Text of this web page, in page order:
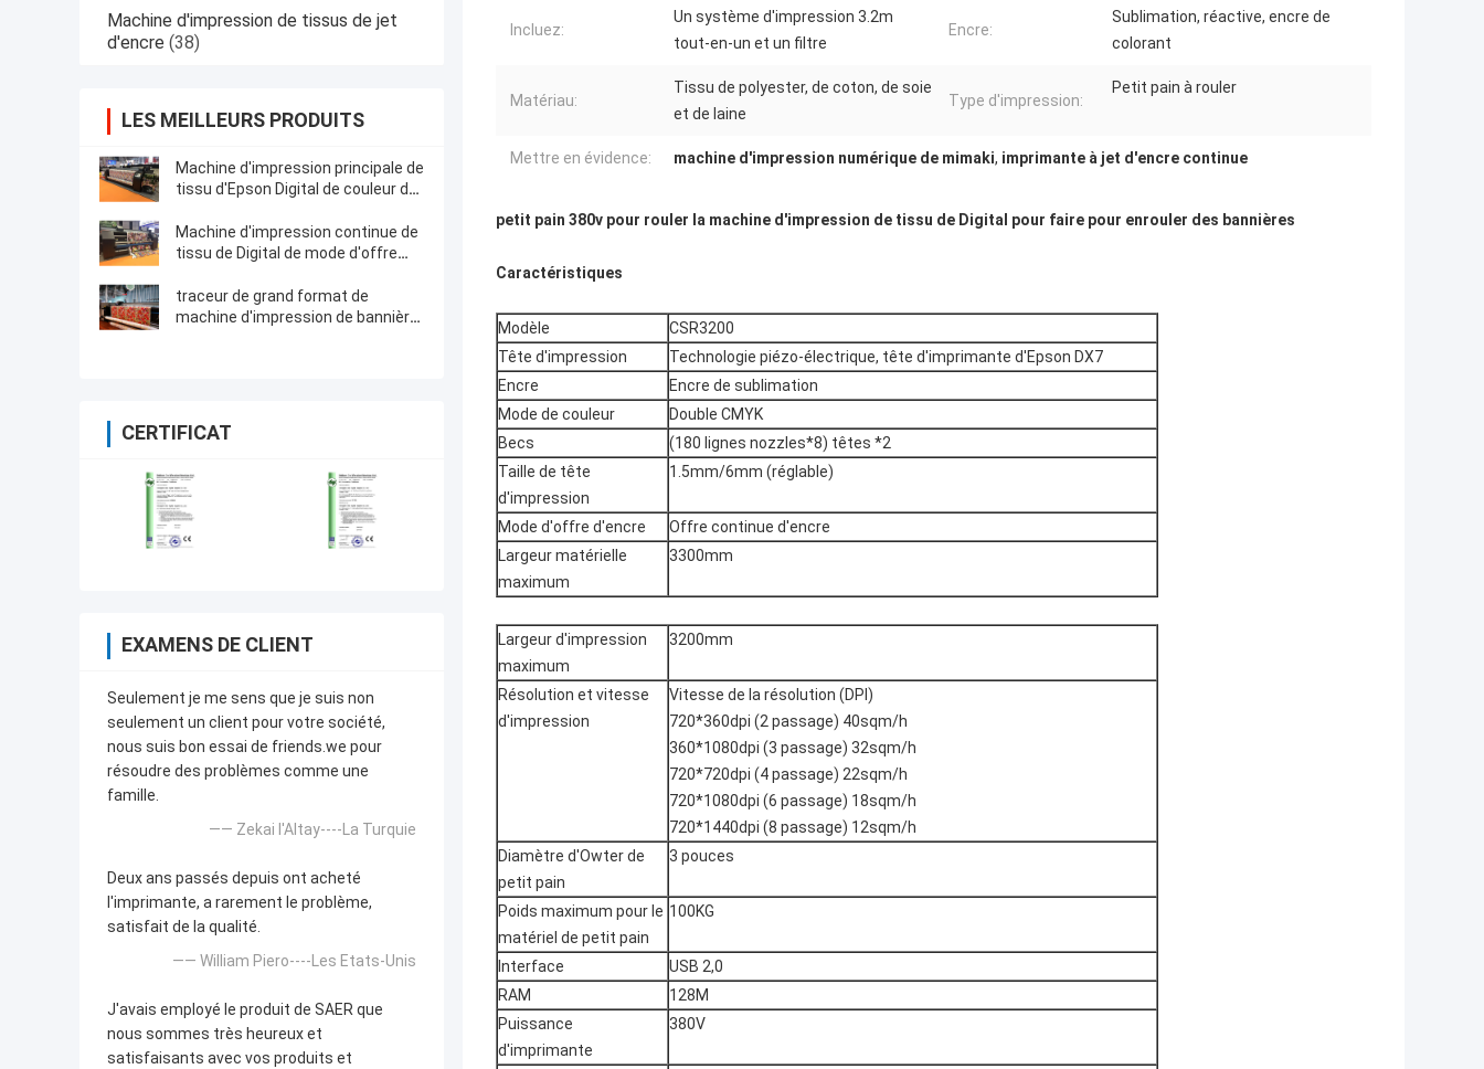
Machine d'impression de tissus de jet
d'encre (38)
LES MEILLEURS PRODUITS
Machine d'impression principale de
tissu d'Epson Digital de couleur de
Machine d'impression continue de
tissu de Digital de mode d'offre
traceur de grand format de
machine d'impression de bannière
CERTIFICAT
EXAMENS DE CLIENT
Seulement je me sens que je suis non
seulement un client pour votre société,
nous suis bon essai de friends.we pour
résoudre des problèmes comme une
famille.
—— Zekai l'Altay----La Turquie
Deux ans passés depuis ont acheté
l'imprimante, a rarement le problème,
satisfait de la qualité.
—— William Piero----Les Etats-Unis
J'avais employé le produit de SAER que
nous sommes très heureux et
satisfaisants avec vos produits et
Incluez:
Un système d'impression 3.2m
tout-en-un et un filtre
Encre:
Sublimation, réactive, encre de
colorant
Matériau:
Tissu de polyester, de coton, de soie
et de laine
Type d'impression:
Petit pain à rouler
Mettre en évidence: machine d'impression numérique de mimaki, imprimante à jet d'encre continue
petit pain 380v pour rouler la machine d'impression de tissu de Digital pour faire pour enrouler des bannières
Caractéristiques
Modèle
CSR3200
Tête d'impression
Technologie piézo-électrique, tête d'imprimante d'Epson DX7
Encre
Encre de sublimation
Mode de couleur
Double CMYK
Becs
(180 lignes nozzles*8) têtes *2
Taille de tête
d'impression
1.5mm/6mm (réglable)
Mode d'offre d'encre
Offre continue d'encre
Largeur matérielle
maximum
3300mm
Largeur d'impression
maximum
3200mm
Résolution et vitesse
d'impression
Vitesse de la résolution (DPI)
720*360dpi (2 passage) 40sqm/h
360*1080dpi (3 passage) 32sqm/h
720*720dpi (4 passage) 22sqm/h
720*1080dpi (6 passage) 18sqm/h
720*1440dpi (8 passage) 12sqm/h
Diamètre d'Owter de
petit pain
3 pouces
Poids maximum pour le
matériel de petit pain
100KG
Interface
USB 2,0
RAM
128M
Puissance
d'imprimante
380V